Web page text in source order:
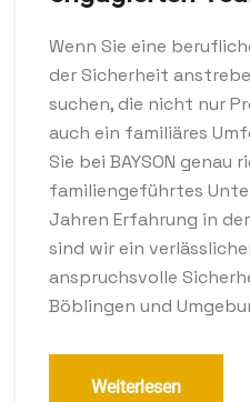
Wenn Sie eine
der Sicherheit
suchen, die nicht nur
auch ein familiäres
Sie bei BAYSON genau
familiengeführtes
Jahren Erfahrung in
sind wir ein
anspruchsvolle
Böblingen und
Weiterlesen